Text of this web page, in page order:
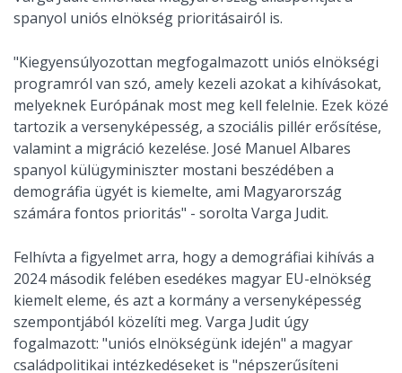
spanyol uniós elnökség prioritásairól is.
"Kiegyensúlyozottan megfogalmazott uniós elnökségi
programról van szó, amely kezeli azokat a kihívásokat,
melyeknek Európának most meg kell felelnie. Ezek közé
tartozik a versenyképesség, a szociális pillér erősítése,
valamint a migráció kezelése. José Manuel Albares
spanyol külügyminiszter mostani beszédében a
demográfia ügyét is kiemelte, ami Magyarország
számára fontos prioritás" - sorolta Varga Judit.
Felhívta a figyelmet arra, hogy a demográfiai kihívás a
2024 második felében esedékes magyar EU-elnökség
kiemelt eleme, és azt a kormány a versenyképesség
szempontjából közelíti meg. Varga Judit úgy
fogalmazott: "uniós elnökségünk idején" a magyar
családpolitikai intézkedéseket is "népszerűsíteni